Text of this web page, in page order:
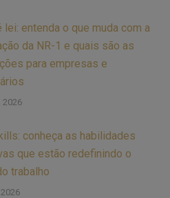
lei: entenda o que muda com a
da NR-1 e quais são as
para empresas e
2026
conheça as habilidades
que estão redefinindo o
trabalho